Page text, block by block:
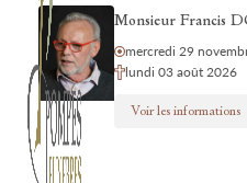
Monsieur Francis
mercredi 29
lundi 03 août 2026
Voir les informations